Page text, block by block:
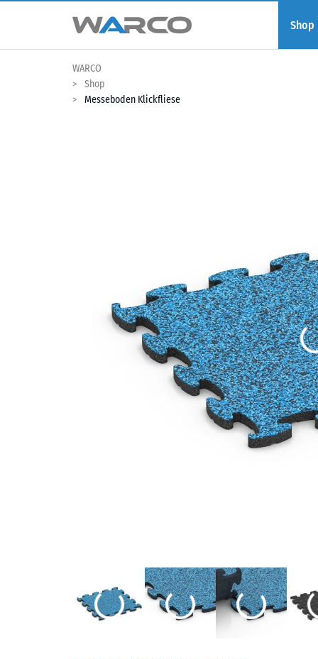
Shop
WARCO
Shop
Messeboden Klickfliese